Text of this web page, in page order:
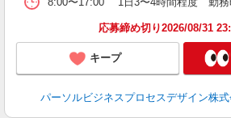
応募締め切り2026/08/31
キープ
パーソルビジネスプロセスデザイン株式